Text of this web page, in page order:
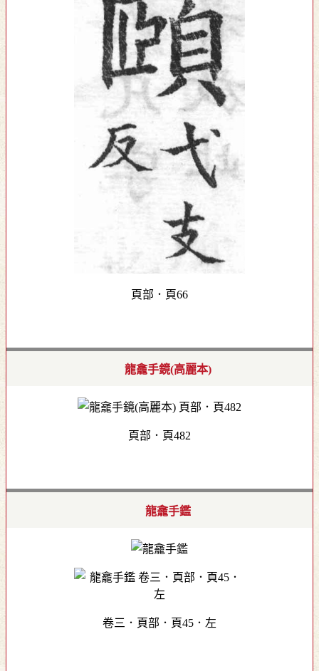
頁部．頁66
龍龕手鏡(高麗本)
頁部．頁482
龍龕手鑑
卷三．頁部．頁45．左